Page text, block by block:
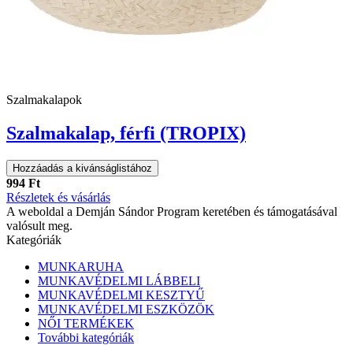
Szalmakalapok
Szalmakalap, férfi (TROPIX)
Hozzáadás a kivánságlistához
994 Ft
Részletek és vásárlás
A weboldal a Demján Sándor Program keretében és támogatásával
valósult meg.
Kategóriák
MUNKARUHA
MUNKAVÉDELMI LÁBBELI
MUNKAVÉDELMI KESZTYŰ
MUNKAVÉDELMI ESZKÖZÖK
NŐI TERMÉKEK
További kategóriák